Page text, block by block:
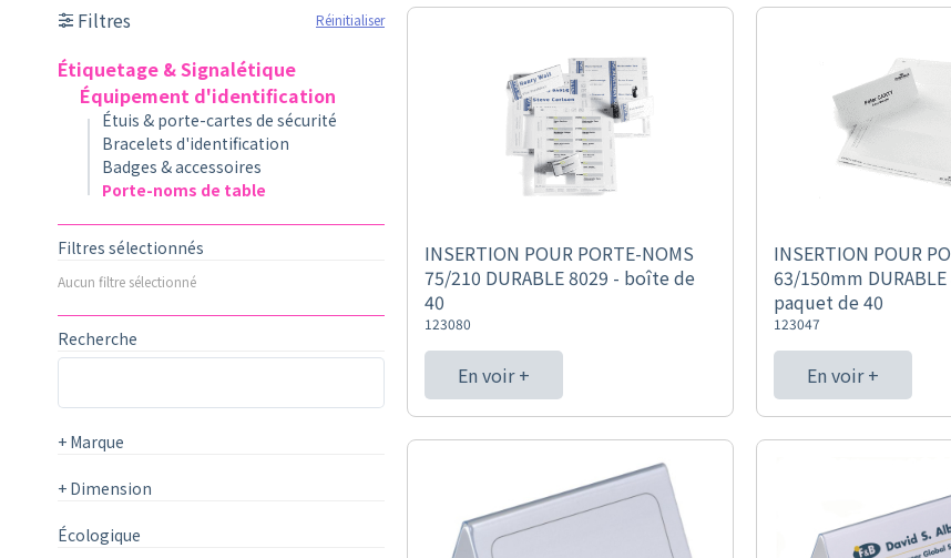
Filtres Réinitialiser
Étiquetage & Signalétique
Équipement d'identification
Étuis & porte-cartes de sécurité
Bracelets d'identification
Badges & accessoires
Porte-noms de table
Filtres sélectionnés
Aucun filtre sélectionné
Recherche
+ Marque
+ Dimension
Écologique
INSERTION POUR PORTE-NOMS
75/210 DURABLE 8029 - boîte de
40
123080
En voir +
INSERTION POUR
63/150mm
paquet de 40
123047
En voir +